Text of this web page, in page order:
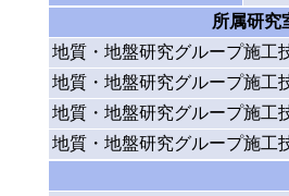
所属研究
地質・地盤研究グループ施工
地質・地盤研究グループ施工
地質・地盤研究グループ施工
地質・地盤研究グループ施工